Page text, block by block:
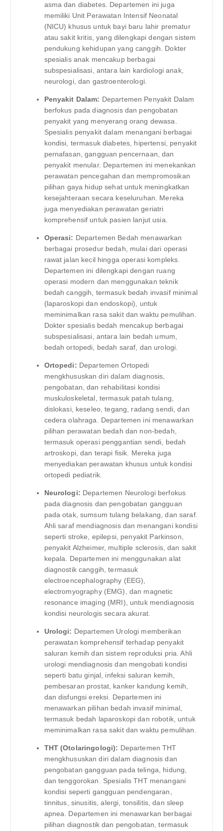
asma dan diabetes. Departemen ini juga
memiliki Unit Perawatan Intensif Neonatal
(NICU) khusus untuk bayi baru lahir prematur
atau sakit kritis, yang dilengkapi dengan sistem
pendukung kehidupan yang canggih. Dokter
spesialis anak mencakup berbagai
subspesialisasi, antara lain kardiologi anak,
neurologi, dan gastroenterologi.
Penyakit Dalam: Departemen Penyakit Dalam
berfokus pada diagnosis dan pengobatan
penyakit yang menyerang orang dewasa.
Spesialis penyakit dalam menangani berbagai
kondisi, termasuk diabetes, hipertensi, penyakit
pernafasan, gangguan pencernaan, dan
penyakit menular. Departemen ini menekankan
perawatan pencegahan dan mempromosikan
pilihan gaya hidup sehat untuk meningkatkan
kesejahteraan secara keseluruhan. Mereka
juga menyediakan perawatan geriatri
komprehensif untuk pasien lanjut usia.
Operasi: Departemen Bedah menawarkan
berbagai prosedur bedah, mulai dari operasi
rawat jalan kecil hingga operasi kompleks.
Departemen ini dilengkapi dengan ruang
operasi modern dan menggunakan teknik
bedah canggih, termasuk bedah invasif minimal
(laparoskopi dan endoskopi), untuk
meminimalkan rasa sakit dan waktu pemulihan.
Dokter spesialis bedah mencakup berbagai
subspesialisasi, antara lain bedah umum,
bedah ortopedi, bedah saraf, dan urologi.
Ortopedi: Departemen Ortopedi
mengkhususkan diri dalam diagnosis,
pengobatan, dan rehabilitasi kondisi
muskuloskeletal, termasuk patah tulang,
dislokasi, keseleo, tegang, radang sendi, dan
cedera olahraga. Departemen ini menawarkan
pilihan perawatan bedah dan non-bedah,
termasuk operasi penggantian sendi, bedah
artroskopi, dan terapi fisik. Mereka juga
menyediakan perawatan khusus untuk kondisi
ortopedi pediatrik.
Neurologi: Departemen Neurologi berfokus
pada diagnosis dan pengobatan gangguan
pada otak, sumsum tulang belakang, dan saraf.
Ahli saraf mendiagnosis dan menangani kondisi
seperti stroke, epilepsi, penyakit Parkinson,
penyakit Alzheimer, multiple sclerosis, dan sakit
kepala. Departemen ini menggunakan alat
diagnostik canggih, termasuk
electroencephalography (EEG),
electromyography (EMG), dan magnetic
resonance imaging (MRI), untuk mendiagnosis
kondisi neurologis secara akurat.
Urologi: Departemen Urologi memberikan
perawatan komprehensif terhadap penyakit
saluran kemih dan sistem reproduksi pria. Ahli
urologi mendiagnosis dan mengobati kondisi
seperti batu ginjal, infeksi saluran kemih,
pembesaran prostat, kanker kandung kemih,
dan disfungsi ereksi. Departemen ini
menawarkan pilihan bedah invasif minimal,
termasuk bedah laparoskopi dan robotik, untuk
meminimalkan rasa sakit dan waktu pemulihan.
THT (Otolaringologi): Departemen THT
mengkhususkan diri dalam diagnosis dan
pengobatan gangguan pada telinga, hidung,
dan tenggorokan. Spesialis THT menangani
kondisi seperti gangguan pendengaran,
tinnitus, sinusitis, alergi, tonsilitis, dan sleep
apnea. Departemen ini menawarkan berbagai
pilihan diagnostik dan pengobatan, termasuk